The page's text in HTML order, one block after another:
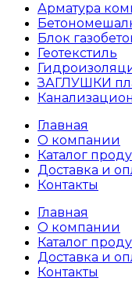
Арматура
Блок
Геотекстиль
ЗАГЛУШКИ
Главная
О компании
Каталог
Доставка и
Контакты
Главная
О компании
Каталог
Доставка и
Контакты